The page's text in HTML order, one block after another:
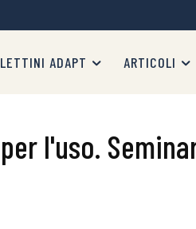
ADAPT ARTICOLI
l'uso.